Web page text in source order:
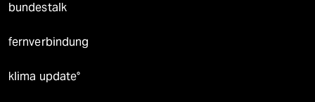
bundestalk
fernverbindung
klima update°